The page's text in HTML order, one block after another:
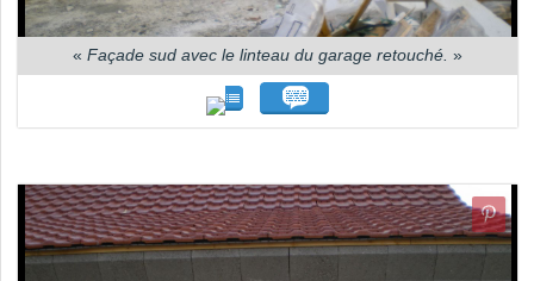
« Façade sud avec le linteau du garage retouché. »